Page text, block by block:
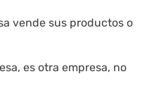
vende sus productos o
es otra empresa, no